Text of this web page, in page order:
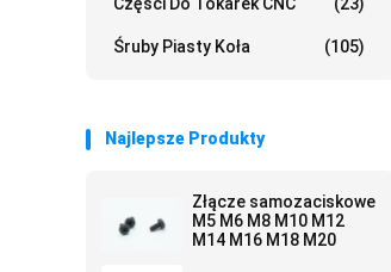
Śruby Piasty Koła (105)
Najlepsze Produkty
Złącze samozaciskowe
M5 M6 M8 M10 M12
M14 M16 M18 M20